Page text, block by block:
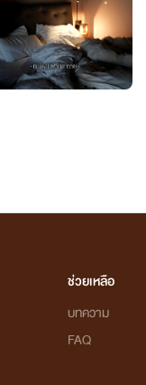
ช่วยเหลือ
บทความ
FAQ